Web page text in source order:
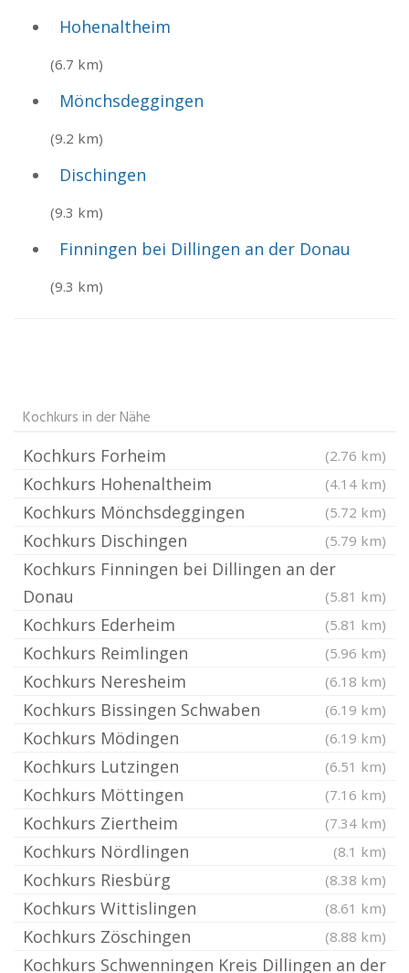
Hohenaltheim
(6.7 km)
Mönchsdeggingen
(9.2 km)
Dischingen
(9.3 km)
Finningen bei Dillingen an der Donau
(9.3 km)
Kochkurs in der Nähe
Kochkurs Forheim (2.76 km)
Kochkurs Hohenaltheim (4.14 km)
Kochkurs Mönchsdeggingen (5.72 km)
Kochkurs Dischingen (5.79 km)
Kochkurs Finningen bei Dillingen an der
Donau
(5.81 km)
Kochkurs Ederheim (5.81 km)
Kochkurs Reimlingen (5.96 km)
Kochkurs Neresheim (6.18 km)
Kochkurs Bissingen Schwaben (6.19 km)
Kochkurs Mödingen (6.19 km)
Kochkurs Lutzingen (6.51 km)
Kochkurs Möttingen (7.16 km)
Kochkurs Ziertheim (7.34 km)
Kochkurs Nördlingen (8.1 km)
Kochkurs Riesbürg (8.38 km)
Kochkurs Wittislingen (8.61 km)
Kochkurs Zöschingen (8.88 km)
Kochkurs Schwenningen Kreis Dillingen an der